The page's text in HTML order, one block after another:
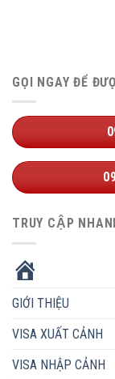
GỌI NGAY ĐỂ
TRUY CẬP
GIỚI THIỆU
VISA XUẤT CẢNH
VISA NHẬP CẢNH